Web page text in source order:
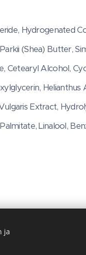
Hydrogenated
(Shea) Butter,
Cetearyl Alcohol,
Helianthus
Extract,
Linalool,
& BEAUTY SYSTEMS
ja